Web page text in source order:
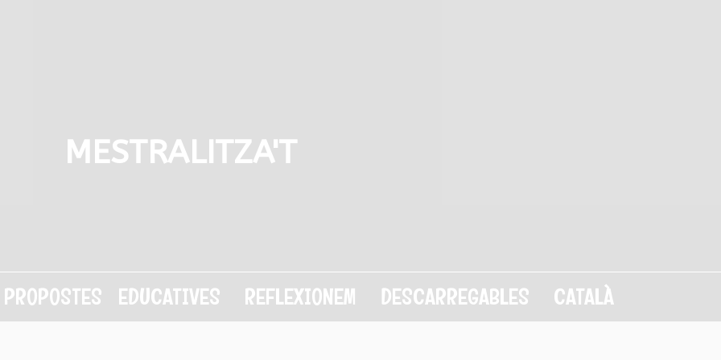
MESTRALITZA'T
PROPOSTES EDUCATIVES REFLEXIONEM DESCARREGABLES CATALÀ